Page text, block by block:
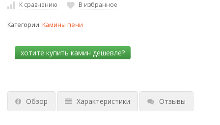
К сравнению В избранное
Категории: Камины печи
Обзор Характеристики Отзывы